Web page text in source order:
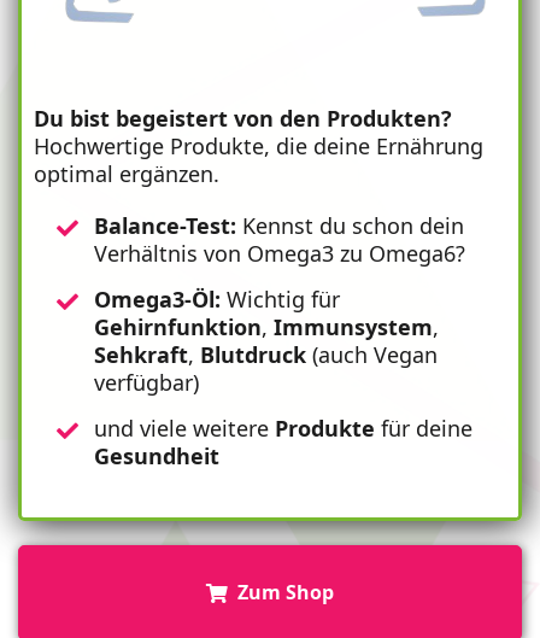
Du bist begeistert von den Produkten?
Hochwertige Produkte, die deine Ernährung
optimal ergänzen.
Balance-Test: Kennst du schon dein
Verhältnis von Omega3 zu Omega6?
Omega3-Öl: Wichtig für
Gehirnfunktion, Immunsystem,
Sehkraft, Blutdruck (auch Vegan
verfügbar)
und viele weitere Produkte für deine
Gesundheit
Zum Shop